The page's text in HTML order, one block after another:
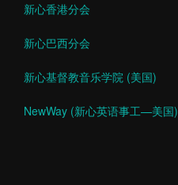
新心香港分会
新心巴西分会
新心基督教音乐学院 (美国)
NewWay (新心英语事工—美国)